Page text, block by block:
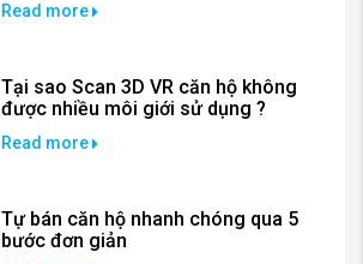
Read more
Tại sao Scan 3D VR căn hộ không
được nhiều môi giới sử dụng ?
Read more
Tự bán căn hộ nhanh chóng qua 5
bước đơn giản